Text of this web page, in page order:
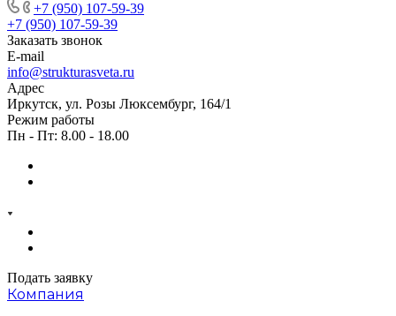
+7 (950) 107-59-39
+7 (950) 107-59-39
Заказать звонок
E-mail
info@strukturasveta.ru
Адрес
Иркутск, ул. Розы Люксембург, 164/1
Режим работы
Пн - Пт: 8.00 - 18.00
Подать заявку
Компания